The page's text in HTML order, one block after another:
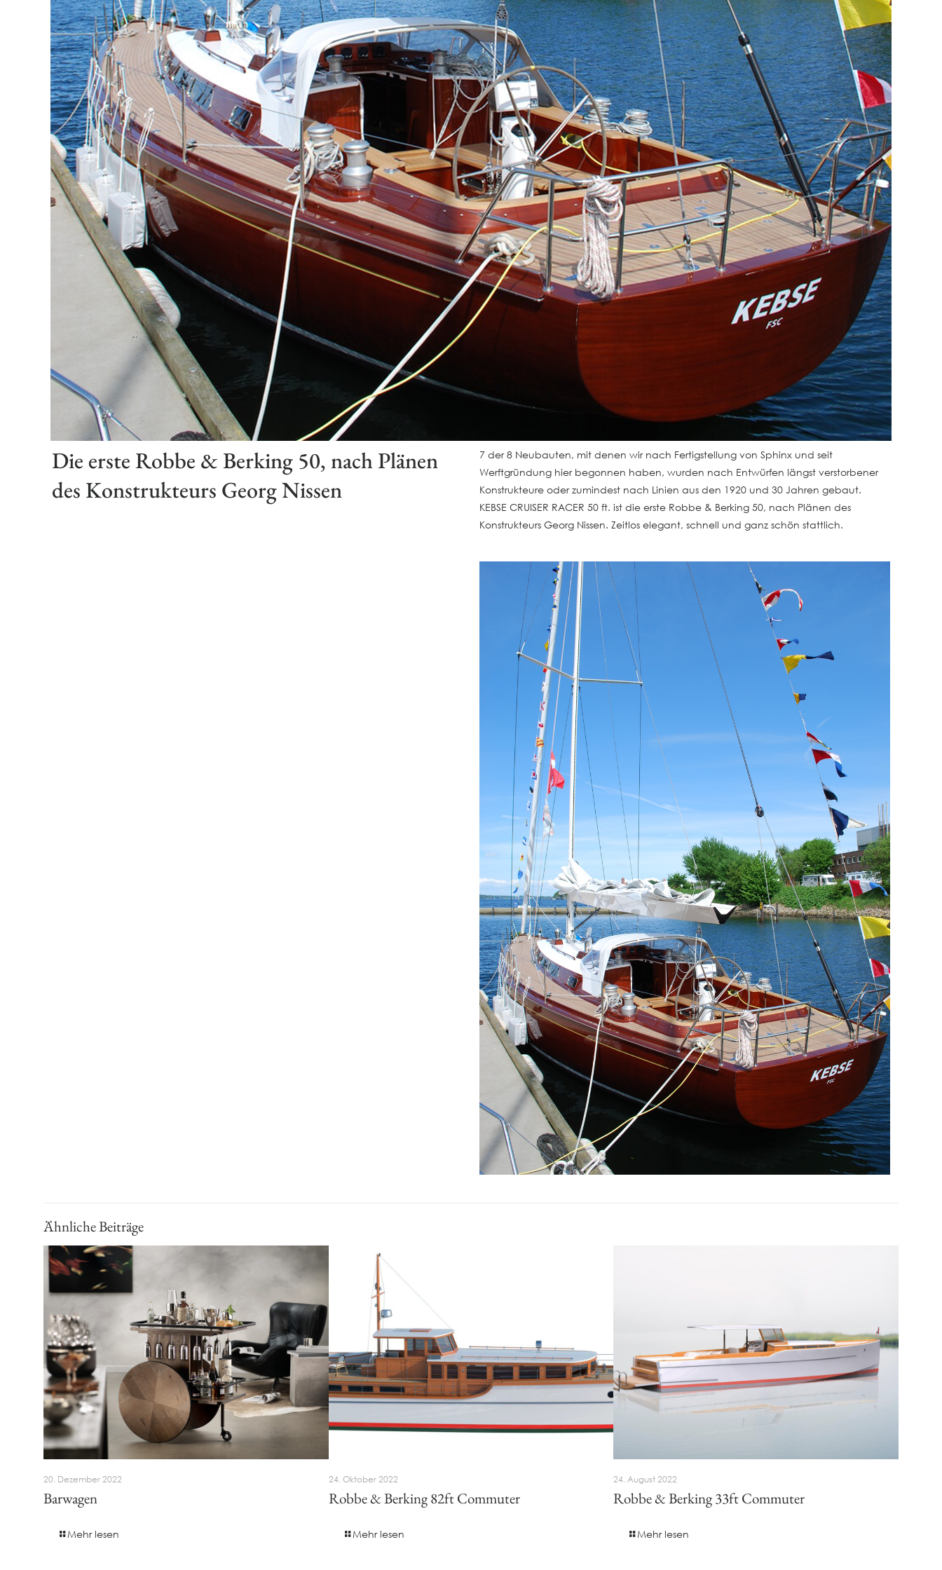
Die erste Robbe & Berking 50, nach Plänen
des Konstrukteurs Georg Nissen
7 der 8 Neubauten, mit denen wir nach Fertigstellung von Sphinx und seit
Werftgründung hier begonnen haben, wurden nach Entwürfen längst verstorbener
Konstrukteure oder zumindest nach Linien aus den 1920 und 30 Jahren gebaut.
KEBSE CRUISER RACER 50 ft. ist die erste Robbe & Berking 50, nach Plänen des
Konstrukteurs Georg Nissen. Zeitlos elegant, schnell und ganz schön stattlich.
Ähnliche Beiträge
20. Dezember 2022
Barwagen
Mehr lesen
24. Oktober 2022
Robbe & Berking 82ft Commuter
Mehr lesen
24. August 2022
Robbe & Berking 33ft Commuter
Mehr lesen